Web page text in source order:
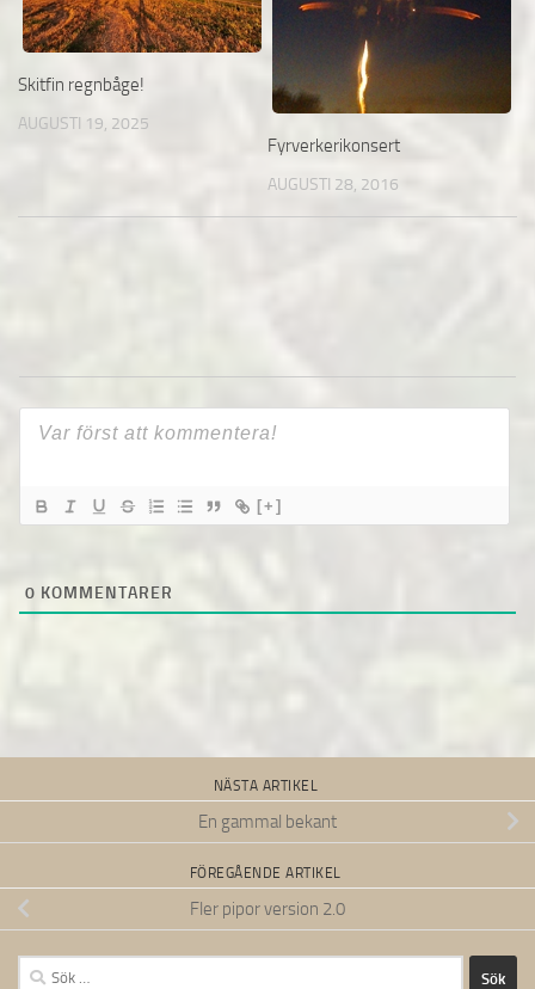
Skitfin regnbåge!
AUGUSTI 19, 2025
Fyrverkerikonsert
AUGUSTI 28, 2016
[+]
0 KOMMENTARER
NÄSTA ARTIKEL
En gammal bekant
FÖREGÅENDE ARTIKEL
Fler pipor version 2.0
Sök